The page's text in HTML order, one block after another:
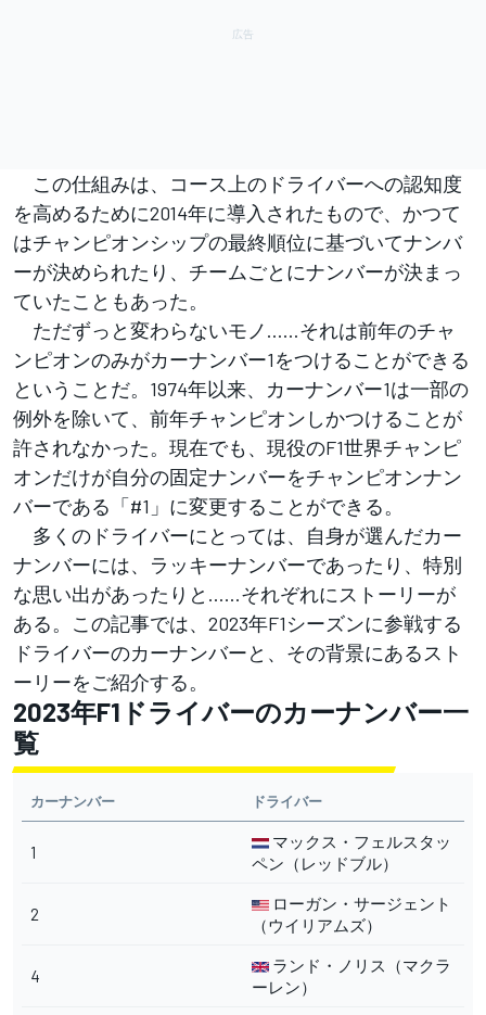
この仕組みは、コース上のドライバーへの認知度
を高めるために2014年に導入されたもので、かつて
はチャンピオンシップの最終順位に基づいてナンバ
ーが決められたり、チームごとにナンバーが決まっ
ていたこともあった。
ただずっと変わらないモノ……それは前年のチャ
ンピオンのみがカーナンバー1をつけることができる
ということだ。1974年以来、カーナンバー1は一部の
例外を除いて、前年チャンピオンしかつけることが
許されなかった。現在でも、現役のF1世界チャンピ
オンだけが自分の固定ナンバーをチャンピオンナン
バーである「#1」に変更することができる。
多くのドライバーにとっては、自身が選んだカー
ナンバーには、ラッキーナンバーであったり、特別
な思い出があったりと……それぞれにストーリーが
ある。この記事では、2023年F1シーズンに参戦する
ドライバーのカーナンバーと、その背景にあるスト
ーリーをご紹介する。
2023年F1ドライバーのカーナンバー一
覧
カーナンバー ドライバー
1
マックス・フェルスタッ
ペン（レッドブル）
2
ローガン・サージェント
（ウイリアムズ）
4
ランド・ノリス（マクラ
ーレン）